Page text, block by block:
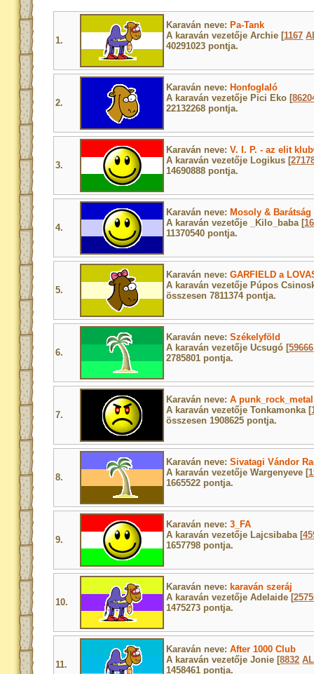
1.
Karaván neve: Pa-Tank
A karaván vezetője Archie [1167
40291023 pontja.
2.
Karaván neve: Honfoglaló
A karaván vezetője Pici Eko [
22132268 pontja.
3.
Karaván neve:V. I. P. - az elit
A karaván vezetője Logikus [
14690888 pontja.
4.
Karaván neve: Mosoly & Barátság
A karaván vezetője _Kilo_baba [
11370540 pontja.
5.
Karaván neve:GARFIELD a
A karaván vezetője Púpos
összesen 7811374 pontja.
6.
Karaván neve:Székelyföld
A karaván vezetője Ucsugó [59666
2785801 pontja.
7.
Karaván neve:A punk_rock_metal
A karaván vezetője Tonkamonka [
összesen 1908625 pontja.
8.
Karaván neve:Sivatagi Vándor
A karaván vezetője Wargenyeve [
1665522 pontja.
9.
Karaván neve:3_FA
A karaván vezetője Lajcsibaba [
1657798 pontja.
10.
Karaván neve: karaván szeráj
A karaván vezetője Adelaide [
1475273 pontja.
11.
Karaván neve:After 1000 Club
A karaván vezetője Jonie [8832 AL
1458461 pontja.